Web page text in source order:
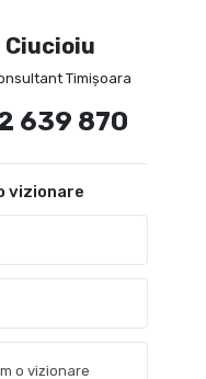
Ciucioiu
Timișoara
639 870
vizionare